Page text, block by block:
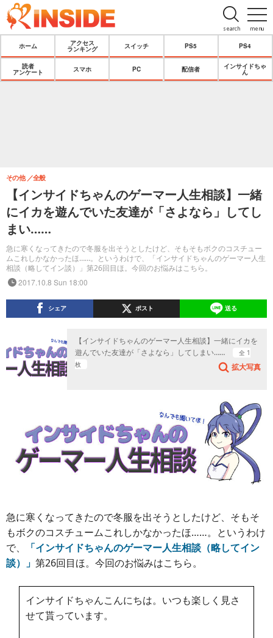
menu
search
ホーム
アクセス
ランキング
スイッチ PS5 PS4
読者
アンケート
スマホ PC 配信者
インサイドちゃ
ん
【インサイドちゃんのゲーマー人生相談】一緒
にイカを遊んでいた友達が「さよなら」してし
まい……
急に寒くなってきたので冬服を出そうとしたけど、そもそもボクのコスチュー
ムこれしかなかったほ……。というわけで、「インサイドちゃんのゲーマー人生
相談（略してイン談）」第26回目ほ。今回のお悩みはこちら。
その他 全般
2017.10.8 Sun 18:00
シェア ポスト 送る
【インサイドちゃんのゲーマー人生相談】一緒にイカを
遊んでいた友達が「さよなら」してしまい……
全 1
枚
拡大写真
急に寒くなってきたので冬服を出そうとしたけど、そもそ
もボクのコスチュームこれしかなかったほ……。というわけ
で、
「インサイドちゃんのゲーマー人生相談（略してイン
談）」 第26回目ほ。今回のお悩みはこちら。
インサイドちゃんこんにちは。いつも楽しく見さ
せて貰っています。